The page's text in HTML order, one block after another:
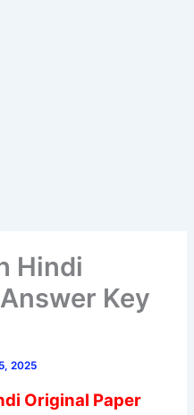
Hindi
Key
2025
Original Paper